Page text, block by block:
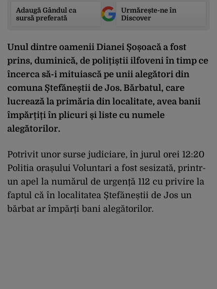
Adaugă Gândul ca
sursă preferată
Urmărește-ne în
Discover
Unul dintre oamenii Dianei Șoșoacă a fost
prins, duminică, de polițiștii ilfoveni în timp ce
încerca să-i mituiască pe unii alegători din
comuna Ștefăneștii de Jos. Bărbatul, care
lucrează la primăria din localitate, avea banii
împărțiți în plicuri și liste cu numele
alegătorilor.
Potrivit unor surse judiciare, în jurul orei 12:20
Politia orașului Voluntari a fost sesizată, printr-
un apel la numărul de urgență 112 cu privire la
faptul că în localitatea Ștefăneștii de Jos un
bărbat ar împărți bani alegătorilor.